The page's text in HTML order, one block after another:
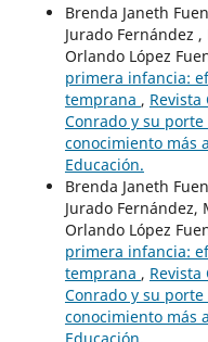
Brenda Janeth
Jurado Fernández
Orlando López
primera infancia:
temprana , Revista
Conrado y su
conocimiento más
Educación.
Brenda Janeth
Jurado Fernández,
Orlando López
primera infancia:
temprana , Revista
Conrado y su
conocimiento más